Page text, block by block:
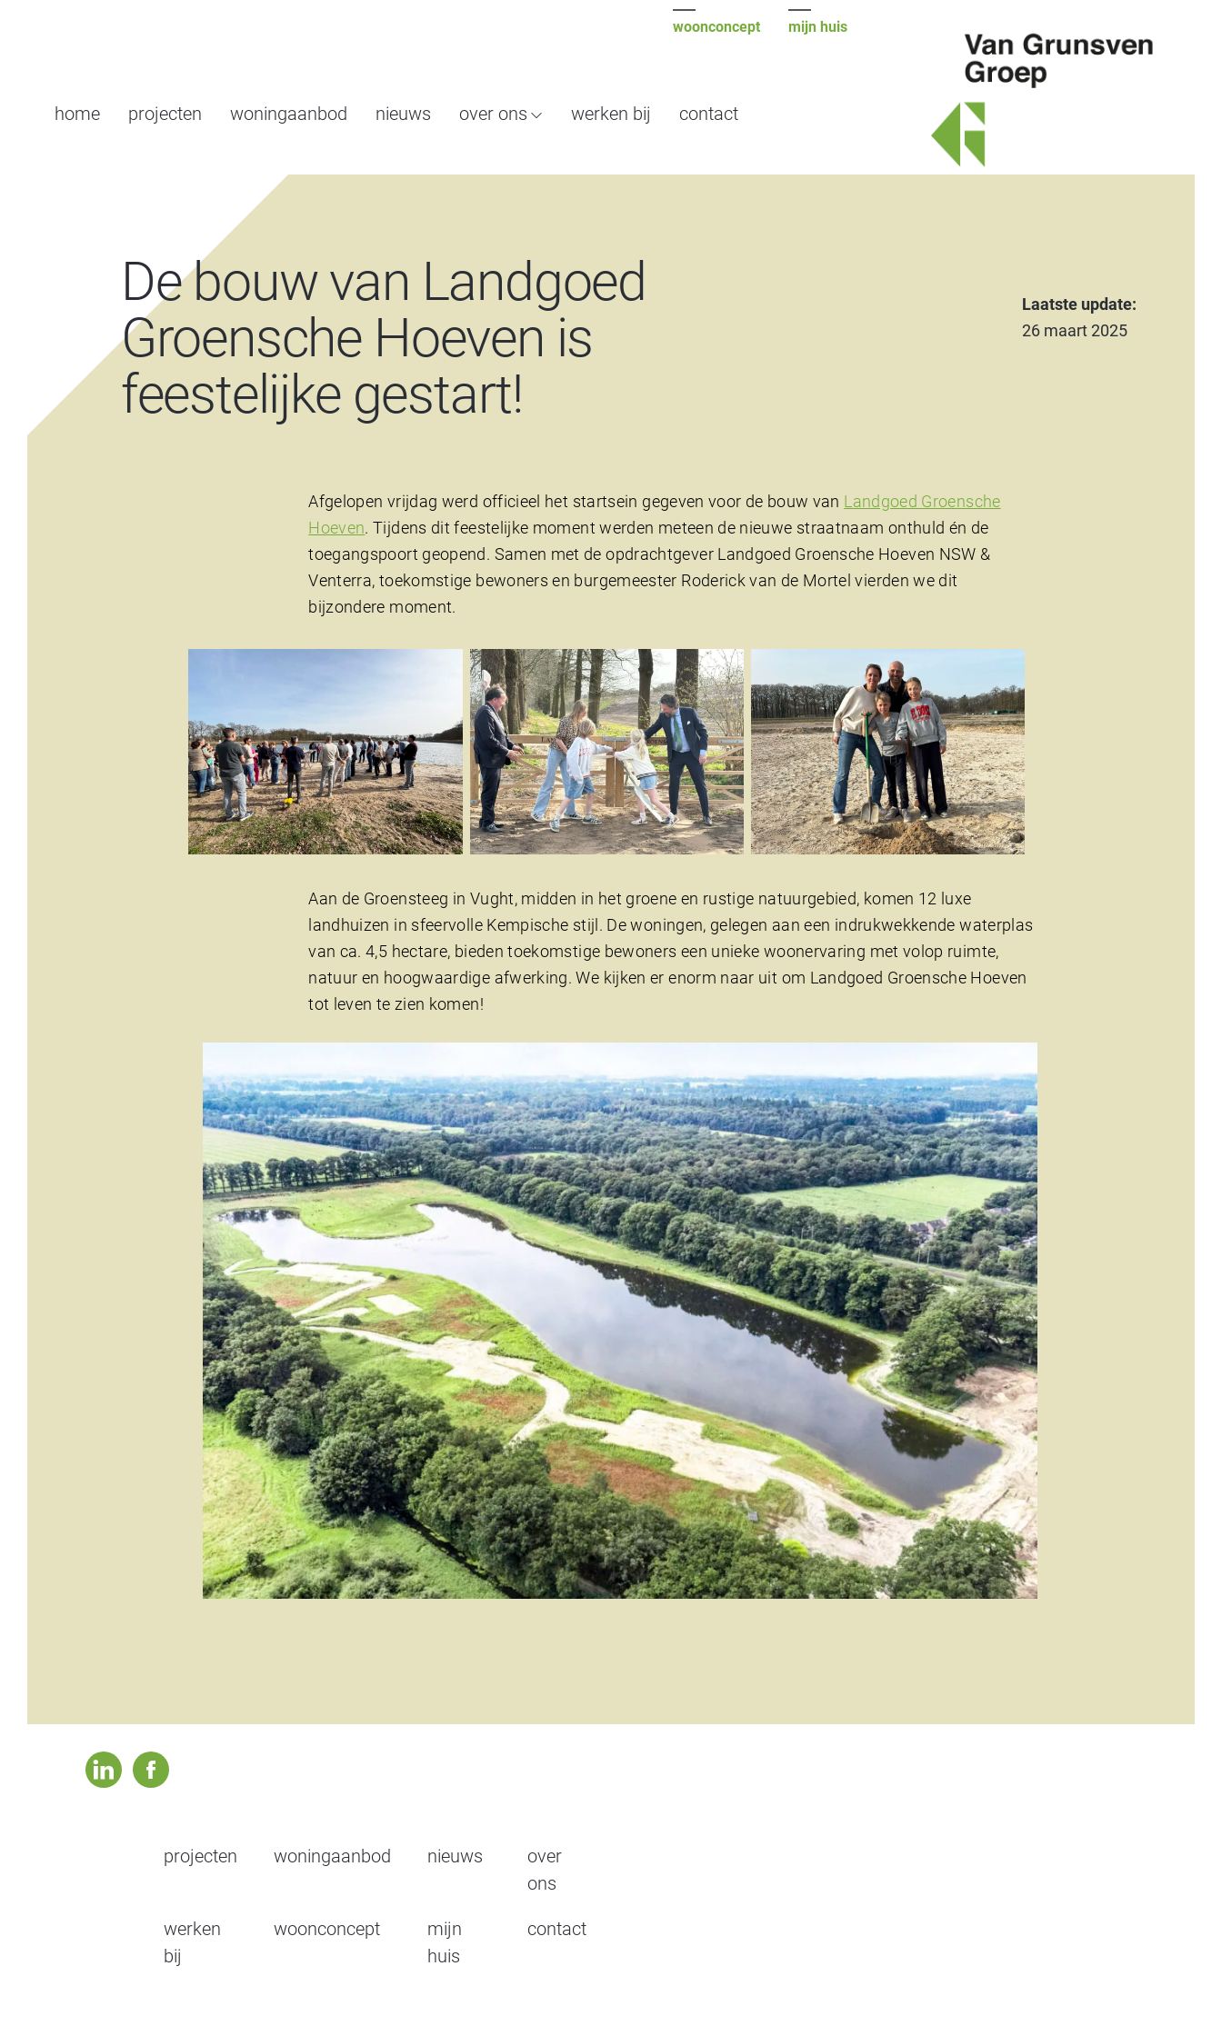
Van
woonconcept mijn huis
home projecten woningaanbod nieuws over ons werken bij contact
De bouw van Landgoed
Groensche Hoeven is
feestelijke gestart!
Laatste update:
26 maart 2025
Afgelopen vrijdag werd officieel het startsein gegeven voor de bouw van Landgoed Groensche
Hoeven. Tijdens dit feestelijke moment werden meteen de nieuwe straatnaam onthuld én de
toegangspoort geopend. Samen met de opdrachtgever Landgoed Groensche Hoeven NSW &
Venterra, toekomstige bewoners en burgemeester Roderick van de Mortel vierden we dit
bijzondere moment.
Aan de Groensteeg in Vught, midden in het groene en rustige natuurgebied, komen 12 luxe
landhuizen in sfeervolle Kempische stijl. De woningen, gelegen aan een indrukwekkende waterplas
van ca. 4,5 hectare, bieden toekomstige bewoners een unieke woonervaring met volop ruimte,
natuur en hoogwaardige afwerking. We kijken er enorm naar uit om Landgoed Groensche Hoeven
tot leven te zien komen!
linkedinfacebook
projecten woningaanbod nieuws
over
ons
werken
bij
woonconcept
mijn
huis
contact